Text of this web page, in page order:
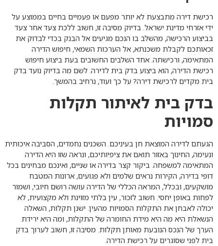
רכישת דירה מתבצעת לא יותר מפעם או פעמיים בחיים בממוצע על
ידי אזרחי מדינת ישראל. בדיוק מסיבה זו, חשוב ללכת צעד אחר צעד
בביצוע הרכישה, מהשלב בו הנכם מגיעים אל הבנק בכדי לבדוק את
זכאותכם לקבלת משכנתא, אל הערכות השמאי, חיפוש הדירה
המתאימה, ורכישתה. אחד השלבים החשובים בעת ביצוע חיפוש
רכישת הדירה, הוא ביצוע בדק בית לדירה. לשם מה בדיוק נועד בדק
בית מקדים לרכישת דירה? על כך ועוד, נרחיב בהמשך.
בדק בית לאיתור תקלות
סמויות
הגעתם לדירה המוצאת חן בעיניכם. השכנים נחמדים, הסביבה איכותית
ונעימה, החינוך באזור תואם את ציפיותיכם, ונראה שזו היא הדירה
המתאימה למשפחה. ביקור קצר בדירה או שניים, ואינכם מבחינים בכל
דופי בדירה, הקירות נראים שלמים ולא פגועים, ארונות המטבח
מושקעים, ובכלל, המראה הכללי של הדירה עושה רושם חיובי, ושמור
לפחות באופן יחסי. חשוב לזכור, עין בלתי מזוינת ולא מקצועית, לא
יכולה לאבחן את התקלות הסמויות מהעין. ישנן תקלות, השאלה
הנשאלת היא מה היא מידת החומרה של התקלות, ומה היא ירידת
הערך של הנכס הנובעת מאותן תקלות. מסיבה זו, חשוב לערוך בדק
בית לפני שסוגרים על רכישת הדירה.